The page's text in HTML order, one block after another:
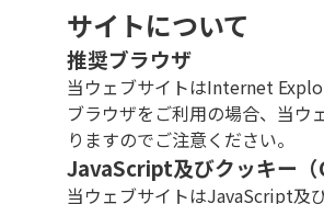
サイトについて
推奨ブラウザ
当ウェブサイトはInternet
ブラウザをご利用の場合、当ウ
りますのでご注意ください。
JavaScript及びクッキー
当ウェブサイトはJavaScript及